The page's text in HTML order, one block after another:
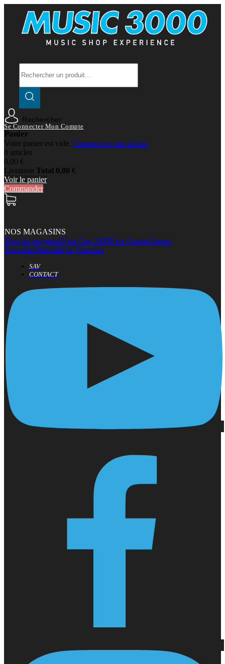
Rechercher
Se Connecter Mon Compte
Panier
Votre panier est vide. Commencer mes achats
0 articles
0,00 €
Livraison Total 0,00 €
Voir le panier
Commander
NOS MAGASINS
Tous les magasinsNice Cap 3000Nice CentreCannes
TourradesMarseille la Valentine
SAV
CONTACT